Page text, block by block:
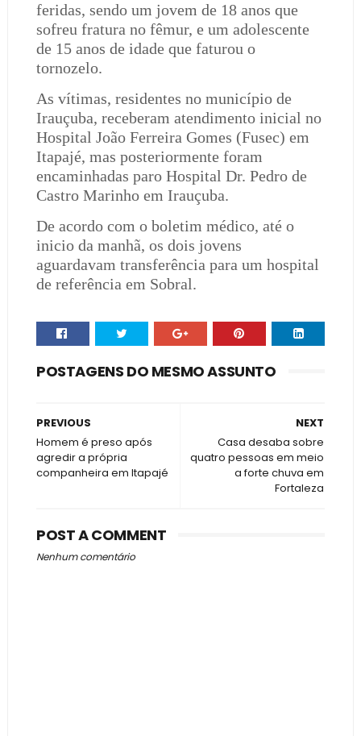
feridas, sendo um jovem de 18 anos que
sofreu fratura no fêmur, e um adolescente
de 15 anos de idade que faturou o
tornozelo.
As vítimas, residentes no município de
Irauçuba, receberam atendimento inicial no
Hospital João Ferreira Gomes (Fusec) em
Itapajé, mas posteriormente foram
encaminhadas paro Hospital Dr. Pedro de
Castro Marinho em Irauçuba.
De acordo com o boletim médico, até o
inicio da manhã, os dois jovens
aguardavam transferência para um hospital
de referência em Sobral.
POSTAGENS DO MESMO ASSUNTO
NEXT
Casa desaba sobre
quatro pessoas em meio
a forte chuva em
Fortaleza
PREVIOUS
Homem é preso após
agredir a própria
companheira em Itapajé
POST A COMMENT
Nenhum comentário